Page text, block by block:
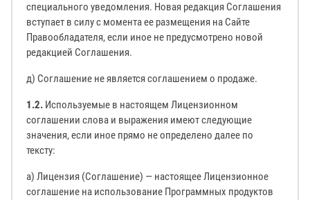
специального уведомления. Новая редакция Соглашения
вступает в силу с момента ее размещения на Сайте
Правообладателя, если иное не предусмотрено новой
редакцией Соглашения.
д) Соглашение не является соглашением о продаже.
1.2. Используемые в настоящем Лицензионном
соглашении слова и выражения имеют следующие
значения, если иное прямо не определено далее по
тексту:
а) Лицензия (Соглашение) — настоящее Лицензионное
соглашение на использование Программных продуктов